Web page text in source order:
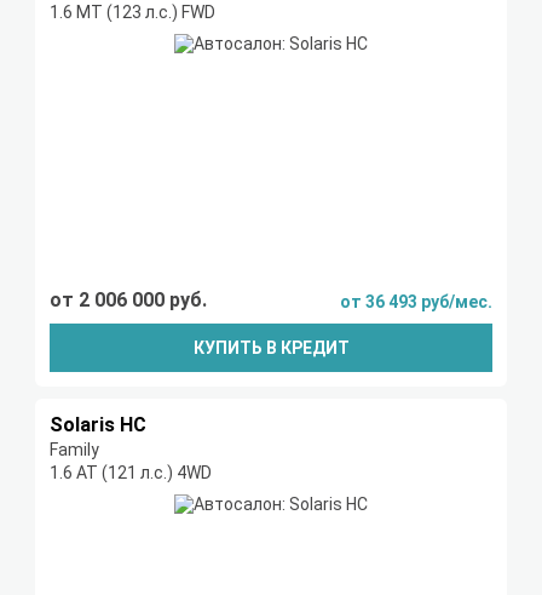
1.6 MT (123 л.с.) FWD
от 2 006 000 руб. от 36 493 руб/мес.
КУПИТЬ В КРЕДИТ
Solaris HC
Family
1.6 AT (121 л.с.) 4WD